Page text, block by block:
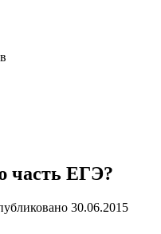
часть ЕГЭ?
30.06.2015